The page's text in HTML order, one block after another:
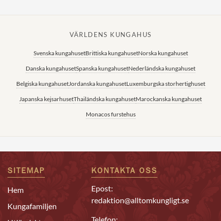
VÄRLDENS KUNGAHUS
Svenska kungahusetBrittiska kungahusetNorska kungahuset
Danska kungahusetSpanska kungahusetNederländska kungahuset
Belgiska kungahusetJordanska kungahusetLuxemburgska storhertighuset
Japanska kejsarhusetThailändska kungahusetMarockanska kungahuset
Monacos furstehus
SITEMAP
Hem
Kungafamiljen
KONTAKTA OSS
Epost:
redaktion@alltomkungligt.se